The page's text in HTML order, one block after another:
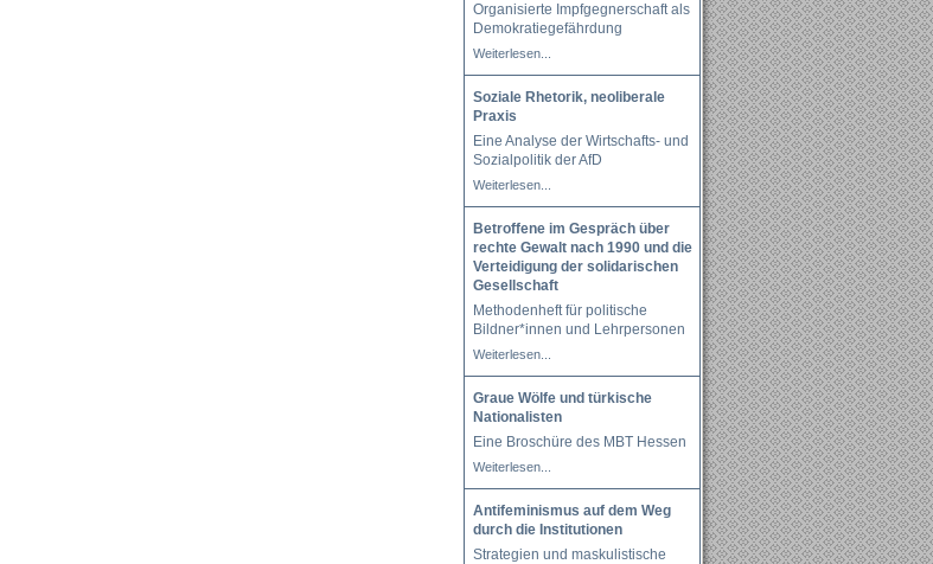
Organisierte Impfgegnerschaft als
Demokratiegefährdung
Weiterlesen...
Soziale Rhetorik, neoliberale
Praxis
Eine Analyse der Wirtschafts- und
Sozialpolitik der AfD
Weiterlesen...
Betroffene im Gespräch über
rechte Gewalt nach 1990 und die
Verteidigung der solidarischen
Gesellschaft
Methodenheft für politische
Bildner*innen und Lehrpersonen
Weiterlesen...
Graue Wölfe und türkische
Nationalisten
Eine Broschüre des MBT Hessen
Weiterlesen...
Antifeminismus auf dem Weg
durch die Institutionen
Strategien und maskulistische